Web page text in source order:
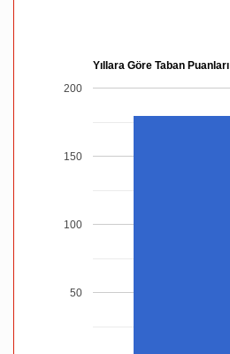
Yıllara Göre Taban Puanları
50
100
150
200